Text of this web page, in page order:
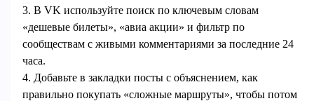
3. В VK используйте поиск по ключевым словам
«дешевые билеты», «авиа акции» и фильтр по
сообществам с живыми комментариями за последние 24
часа.
4. Добавьте в закладки посты с объяснением, как
правильно покупать «сложные маршруты», чтобы потом